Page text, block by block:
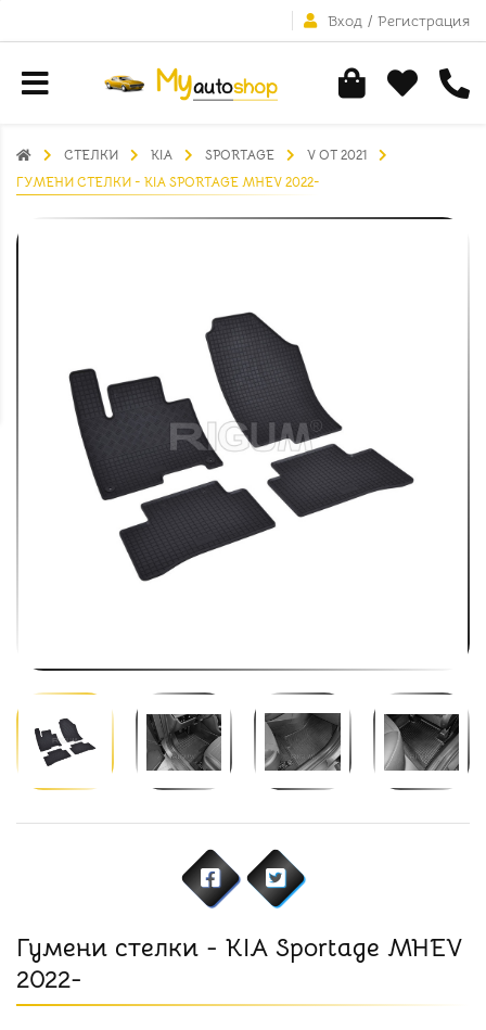
Вход / Регистрация
СТЕЛКИ KIA SPORTAGE
V ОТ 2021
ГУМЕНИ СТЕЛКИ - KIA SPORTAGE MHEV 2022-
Гумени стелки - KIA Sportage MHEV
2022-